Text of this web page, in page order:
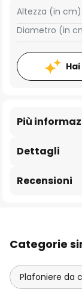
Altezza (in cm):
Diametro (in
Dettagli
Più
Recensioni
Categorie
Plafoniere da